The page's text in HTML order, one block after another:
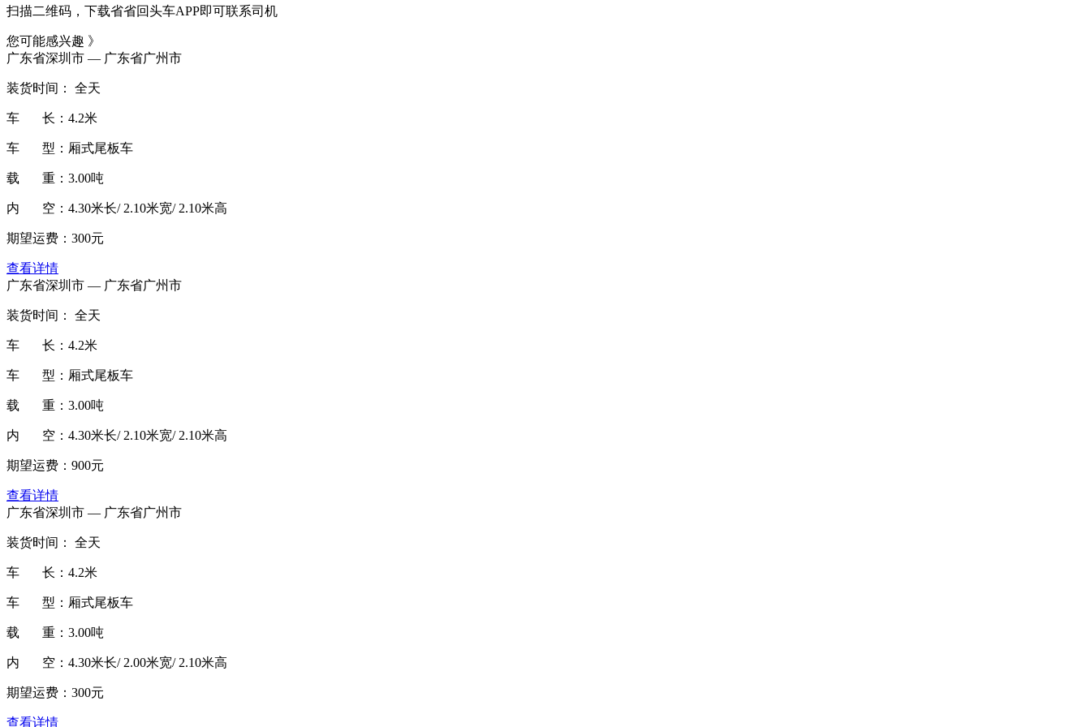
扫描二维码，下载省省回头车APP即可联系司机
您可能感兴趣 》
广东省深圳市 — 广东省广州市
装货时间： 全天
车 长：4.2米
车 型：厢式尾板车
载 重：3.00吨
内 空：4.30米长/ 2.10米宽/ 2.10米高
期望运费：300元
查看详情
广东省深圳市 — 广东省广州市
装货时间： 全天
车 长：4.2米
车 型：厢式尾板车
载 重：3.00吨
内 空：4.30米长/ 2.10米宽/ 2.10米高
期望运费：900元
查看详情
广东省深圳市 — 广东省广州市
装货时间： 全天
车 长：4.2米
车 型：厢式尾板车
载 重：3.00吨
内 空：4.30米长/ 2.00米宽/ 2.10米高
期望运费：300元
查看详情